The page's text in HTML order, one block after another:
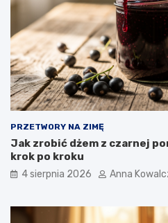
PRZETWORY NA ZIMĘ
Jak zrobić dżem z czarnej
krok po kroku
4 sierpnia 2026 Anna